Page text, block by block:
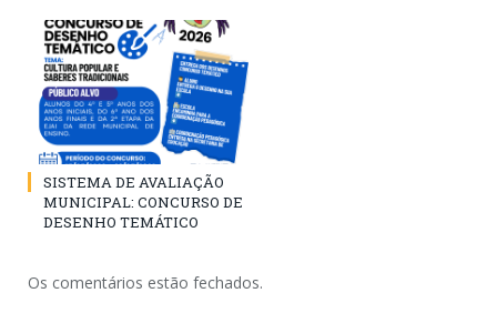
SISTEMA DE AVALIAÇÃO
MUNICIPAL: CONCURSO DE
DESENHO TEMÁTICO
Os comentários estão fechados.